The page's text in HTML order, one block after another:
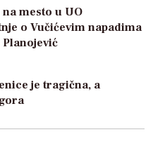
mesto u UO
o Vučićevim napadima
je tragična, a